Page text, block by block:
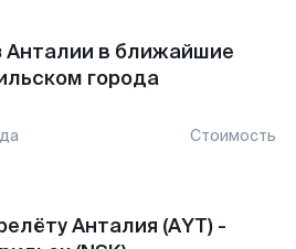
Анталии в ближайшие
города
Стоимость
Анталия (AYT) -